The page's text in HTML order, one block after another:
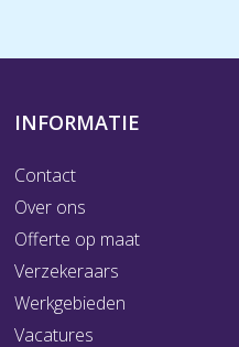
INFORMATIE
Contact
Over ons
Offerte op maat
Verzekeraars
Werkgebieden
Vacatures